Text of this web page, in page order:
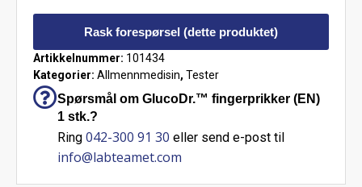
Rask forespørsel (dette produktet)
Artikkelnummer: 101434
Kategorier: Allmennmedisin, Tester
Spørsmål om GlucoDr.™ fingerprikker (EN)
1 stk.?
Ring 042-300 91 30 eller send e-post til
info@labteamet.com